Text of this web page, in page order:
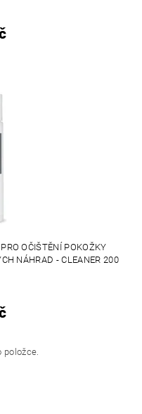
OČIŠTĚNÍ POKOŽKY
NÁHRAD - CLEANER 200
položce.